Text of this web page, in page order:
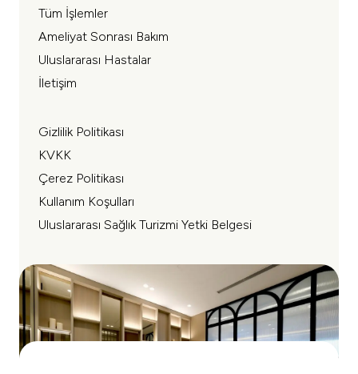
Tüm İşlemler
Ameliyat Sonrası Bakım
Uluslararası Hastalar
İletişim
Gizlilik Politikası
KVKK
Çerez Politikası
Kullanım Koşulları
Uluslararası Sağlık Turizmi Yetki Belgesi